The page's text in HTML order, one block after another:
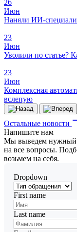
26
Июн
Наняли ИИ-
23
Июн
Уволили по статье?
23
Июн
Комплексная
вслепую
Остальные новости
Напишите нам
Мы выведем нужный
на все вопросы.
возьмем на себя.
Dropdown
First name
Last name